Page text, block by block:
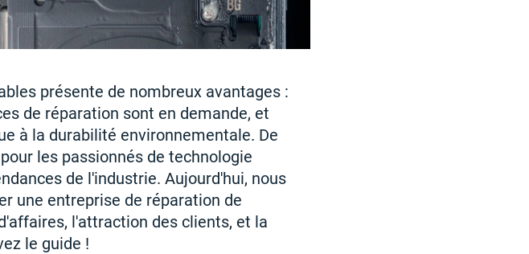
présente de nombreux avantages :
de réparation sont en demande, et
à la durabilité environnementale. De
les passionnés de technologie
de l'industrie. Aujourd'hui, nous
une entreprise de réparation de
l'attraction des clients, et la
le guide !